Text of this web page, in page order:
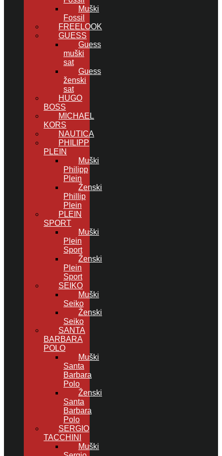
Muški
Fossil
FREELOOK
GUESS
Guess
muški
sat
Guess
ženski
sat
HUGO
BOSS
MICHAEL
KORS
NAUTICA
PHILIPP
PLEIN
Muški
Philipp
Plein
Ženski
Phillip
Plein
PLEIN
SPORT
Muški
Plein
Sport
Ženski
Plein
Sport
SEIKO
Muški
Seiko
Ženski
Seiko
SANTA
BARBARA
POLO
Muški
Santa
Barbara
Polo
Ženski
Santa
Barbara
Polo
SERGIO
TACCHINI
Muški